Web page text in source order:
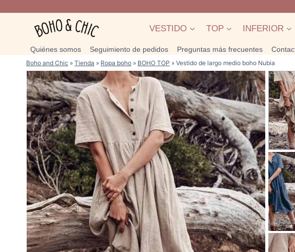
contenido
VESTIDO TOP INFERIOR
Quiénes somos Seguimiento de pedidos Preguntas más frecuentes
Boho and Chic » Tienda » Ropa boho » BOHO TOP » Vestido de largo medio boho Nubia